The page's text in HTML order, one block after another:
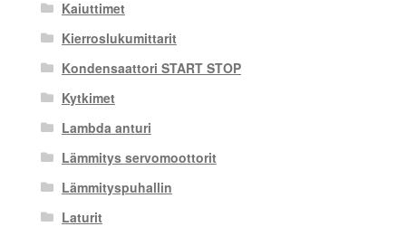
Kaiuttimet
Kierroslukumittarit
Kondensaattori START STOP
Kytkimet
Lambda anturi
Lämmitys servomoottorit
Lämmityspuhallin
Laturit